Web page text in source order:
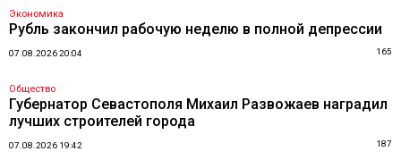
Экономика
Рубль закончил рабочую неделю в полной депрессии
07.08.2026 20:04 165
Общество
Губернатор Севастополя Михаил Развожаев наградил
лучших строителей города
07.08.2026 19:42 187